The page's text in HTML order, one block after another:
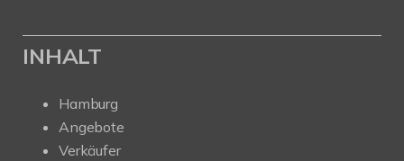
INHALT
Hamburg
Angebote
Verkäufer